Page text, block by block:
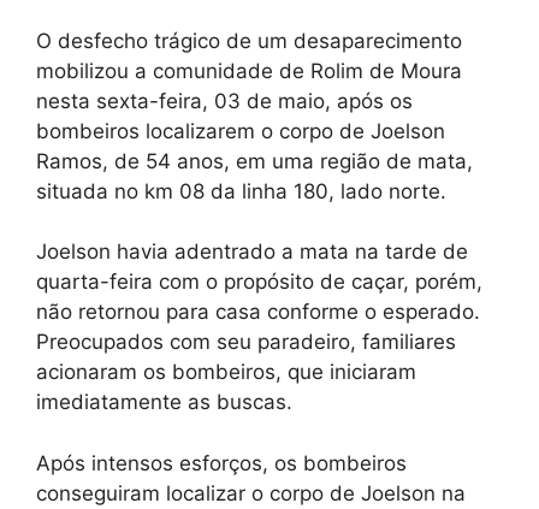
O desfecho trágico de um desaparecimento
mobilizou a comunidade de Rolim de Moura
nesta sexta-feira, 03 de maio, após os
bombeiros localizarem o corpo de Joelson
Ramos, de 54 anos, em uma região de mata,
situada no km 08 da linha 180, lado norte.
Joelson havia adentrado a mata na tarde de
quarta-feira com o propósito de caçar, porém,
não retornou para casa conforme o esperado.
Preocupados com seu paradeiro, familiares
acionaram os bombeiros, que iniciaram
imediatamente as buscas.
Após intensos esforços, os bombeiros
conseguiram localizar o corpo de Joelson na